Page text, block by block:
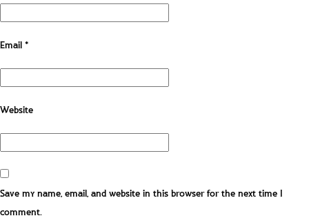
Email*
Website
Save my name, email, and website in this browser for the next time I
comment.